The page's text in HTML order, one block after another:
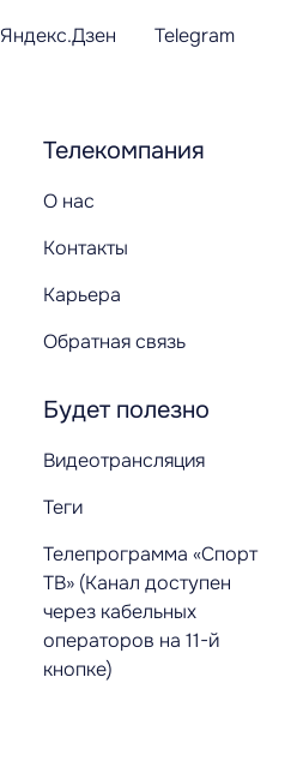
Телекомпания
О нас
Контакты
Карьера
Обратная связь
Будет полезно
Видеотрансляция
Теги
Телепрограмма «Спорт
ТВ» (Канал доступен
через кабельных
операторов на 11-й
кнопке)
Яндекс.Дзен
Telegram